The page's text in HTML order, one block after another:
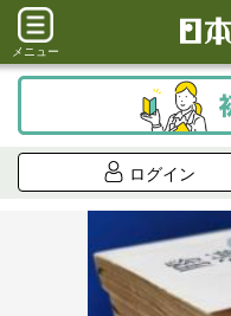
メニュー
ログイン